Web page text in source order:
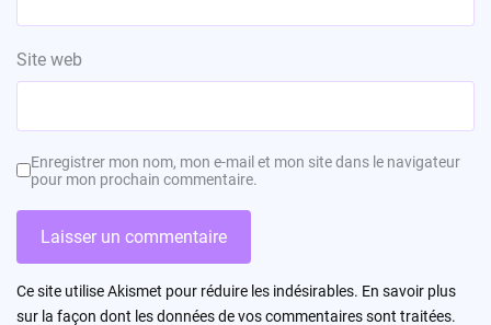
Site web
Enregistrer mon nom, mon e-mail et mon site dans le navigateur
pour mon prochain commentaire.
Ce site utilise Akismet pour réduire les indésirables. En savoir plus
sur la façon dont les données de vos commentaires sont traitées.